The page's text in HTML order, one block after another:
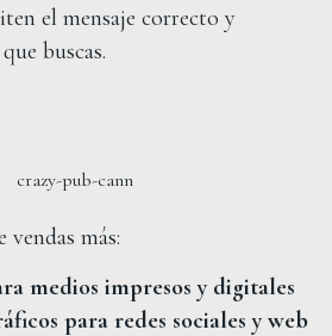
el mensaje correcto y
buscas.
vendas más:
medios impresos y digitales
para redes sociales y web